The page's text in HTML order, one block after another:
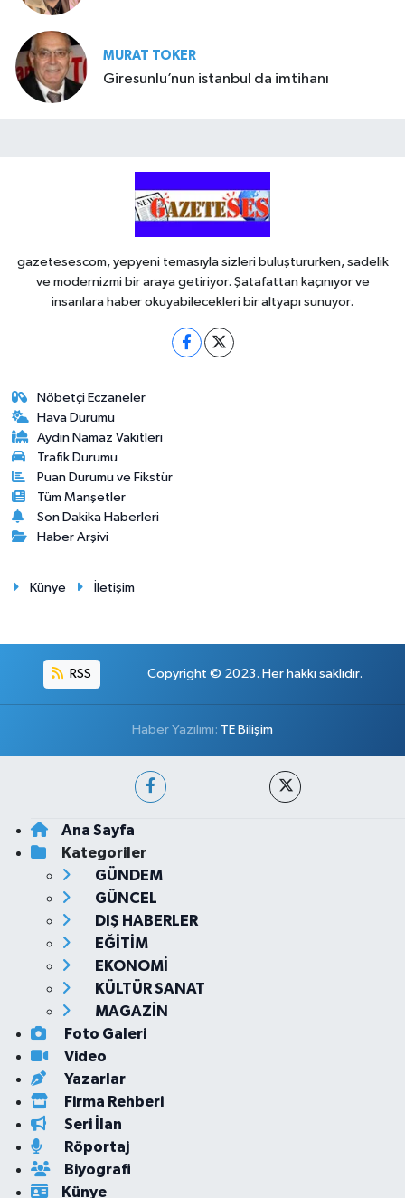
MURAT TOKER
Giresunlu’nun istanbul da imtihanı
gazetesescom, yepyeni temasıyla sizleri buluştururken, sadelik
ve modernizmi bir araya getiriyor. Şatafattan kaçınıyor ve
insanlara haber okuyabilecekleri bir altyapı sunuyor.
Nöbetçi Eczaneler
Hava Durumu
Aydin Namaz Vakitleri
Trafik Durumu
Puan Durumu ve Fikstür
Tüm Manşetler
Son Dakika Haberleri
Haber Arşivi
Künye İletişim
RSS Copyright © 2023. Her hakkı saklıdır.
Haber Yazılımı: TE Bilişim
Ana Sayfa
Kategoriler
GÜNDEM
GÜNCEL
DIŞ HABERLER
EĞİTİM
EKONOMİ
KÜLTÜR SANAT
MAGAZİN
Foto Galeri
Video
Yazarlar
Firma Rehberi
Seri İlan
Röportaj
Biyografi
Künye